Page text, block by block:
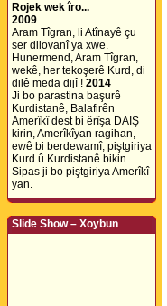
Rojek wek îro...
2009
Aram Tîgran, li Atînayê çu
ser dilovanî ya xwe.
Hunermend, Aram Tîgran,
wekê, her tekoşerê Kurd, di
dilê meda dijî ! 2014
Ji bo parastina başurê
Kurdistanê, Balafirên
Amerîkî dest bi êrîşa DAIŞ
kirin, Amerîkîyan ragihan,
ewê bi berdewamî, piştgiriya
Kurd û Kurdistanê bikin.
Sipas ji bo piştgiriya Amerîkî
yan.
Slide Show – Xoybun